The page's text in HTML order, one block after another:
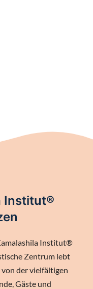
Institut®
Institut®
Zentrum lebt
der vielfältigen
Gäste und